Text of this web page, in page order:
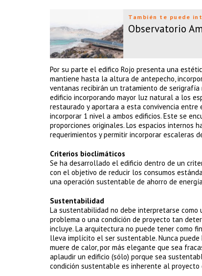
También te puede
Observatorio
Por su parte el edifico Rojo presenta una
mantiene hasta la altura de antepecho,
ventanas recibirán un tratamiento de
edificio incorporando mayor luz natural a los
restaurado y aportara a esta convivencia entre
incorporar 1 nivel a ambos edificios. Este se
proporciones originales. Los espacios internos
requerimientos y permitir incorporar escaleras
Criterios bioclimáticos
Se ha desarrollado el edificio dentro de un
con el objetivo de reducir los consumos
una operación sustentable de ahorro de
Sustentabilidad
La sustentabilidad no debe interpretarse como
problema o una condición de proyecto tan
incluye. La arquitectura no puede tener como
lleva implícito el ser sustentable. Nunca puede
muere de calor, por más elegante que sea
aplaudir un edificio (sólo) porque sea
condición sustentable es inherente al proyecto